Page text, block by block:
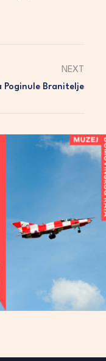
NEXT
Poginule Branitelje